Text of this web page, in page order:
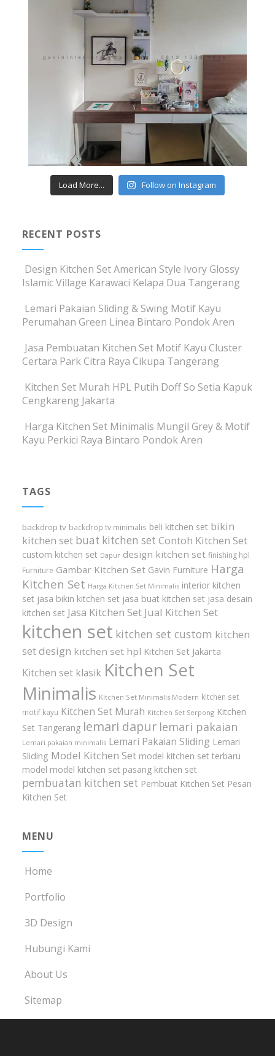
Load More... Follow on Instagram
RECENT POSTS
Design Kitchen Set American Style Ivory Glossy
Islamic Village Karawaci Kelapa Dua Tangerang
Lemari Pakaian Sliding & Swing Motif Kayu
Perumahan Green Linea Bintaro Pondok Aren
Jasa Pembuatan Kitchen Set Motif Kayu Cluster
Certara Park Citra Raya Cikupa Tangerang
Kitchen Set Murah HPL Putih Doff So Setia Kapuk
Cengkareng Jakarta
Harga Kitchen Set Minimalis Mungil Grey & Motif
Kayu Perkici Raya Bintaro Pondok Aren
TAGS
backdrop tv backdrop tv minimalis beli kitchen set bikin
kitchen set buat kitchen set Contoh Kitchen Set
custom kitchen set Dapur design kitchen set finishing hpl
Furniture Gambar Kitchen Set Gavin Furniture Harga
Kitchen Set Harga Kitchen Set Minimalis interior kitchen
set jasa bikin kitchen set jasa buat kitchen set jasa desain
kitchen set Jasa Kitchen Set Jual Kitchen Set
kitchen set kitchen set custom kitchen
set design kitchen set hpl Kitchen Set Jakarta
Kitchen set klasik Kitchen Set
Minimalis Kitchen Set Minimalis Modern kitchen set
motif kayu Kitchen Set Murah Kitchen Set Serpong Kitchen
Set Tangerang lemari dapur lemari pakaian
Lemari pakaian minimalis Lemari Pakaian Sliding Lemari
Sliding Model Kitchen Set model kitchen set terbaru
model model kitchen set pasang kitchen set
pembuatan kitchen set Pembuat Kitchen Set Pesan
Kitchen Set
MENU
Home
Portfolio
3D Design
Hubungi Kami
About Us
Sitemap